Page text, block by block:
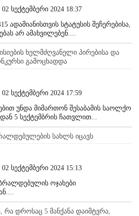
სექტემბერი 2024 18:37
ადამიანისთვის სტატუსის შეჩერებისა,
არ ამახვილებენ....
ხელმძღვანელი პირებისა და
გამოცხადდა
სექტემბერი 2024 17:59
უნდა მიმართონ შესაბამის საოლქო
5 სექტემბრის ჩათვლით...
სახლს იცავს
სექტემბერი 2024 15:13
ოჯახები
რა დროსაც 5 მანქანა დაიმტვრა,